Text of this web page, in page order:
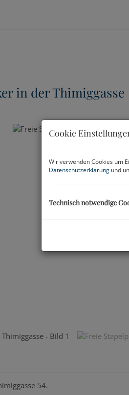
in der Thimiggasse
54.
Cookie
Wir verwenden Cookies um
Datenschutzerklärung und
Technisch notwendige